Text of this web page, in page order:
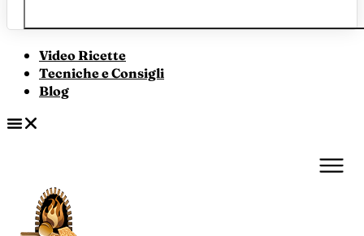
Video Ricette
Tecniche e Consigli
Blog